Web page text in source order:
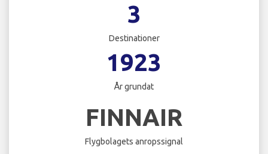
3
Destinationer
1923
År grundat
FINNAIR
Flygbolagets anropssignal